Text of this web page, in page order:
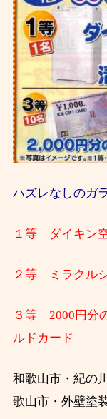
ハズレなしのガ
１等 ダイキン
２等 ミラクル
３等 2000円分
ルドカード
和歌山市・紀の
歌山市・外壁塗